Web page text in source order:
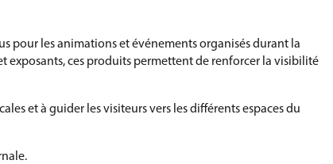
pour les animations et événements organisés durant la
exposants, ces produits permettent de renforcer la visibilité
et à guider les visiteurs vers les différents espaces du